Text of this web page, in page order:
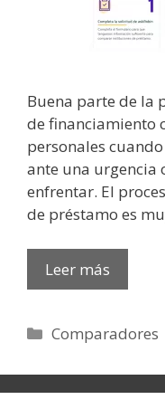
Buena parte de la
de financiamiento
personales
ante una urgencia
enfrentar. El
de préstamo es
Leer más
Categorías
Comparadores